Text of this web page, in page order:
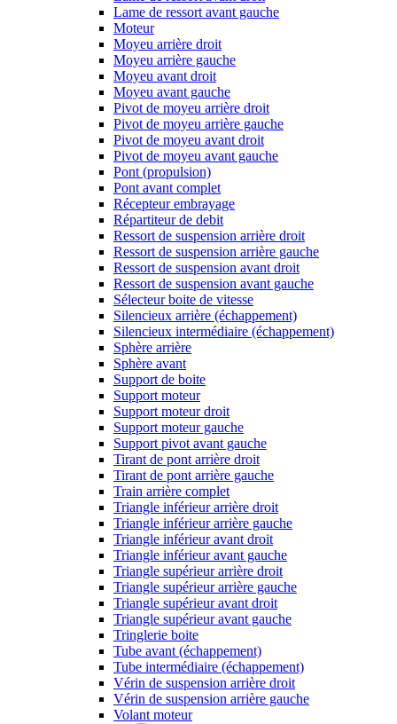
Lame de ressort avant gauche
Moteur
Moyeu arrière droit
Moyeu arrière gauche
Moyeu avant droit
Moyeu avant gauche
Pivot de moyeu arrière droit
Pivot de moyeu arrière gauche
Pivot de moyeu avant droit
Pivot de moyeu avant gauche
Pont (propulsion)
Pont avant complet
Récepteur embrayage
Répartiteur de debit
Ressort de suspension arrière droit
Ressort de suspension arrière gauche
Ressort de suspension avant droit
Ressort de suspension avant gauche
Sélecteur boite de vitesse
Silencieux arrière (échappement)
Silencieux intermédiaire (échappement)
Sphère arrière
Sphère avant
Support de boite
Support moteur
Support moteur droit
Support moteur gauche
Support pivot avant gauche
Tirant de pont arrière droit
Tirant de pont arrière gauche
Train arrière complet
Triangle inférieur arrière droit
Triangle inférieur arrière gauche
Triangle inférieur avant droit
Triangle inférieur avant gauche
Triangle supérieur arrière droit
Triangle supérieur arrière gauche
Triangle supérieur avant droit
Triangle supérieur avant gauche
Tringlerie boite
Tube avant (échappement)
Tube intermédiaire (échappement)
Vérin de suspension arrière droit
Vérin de suspension arrière gauche
Volant moteur